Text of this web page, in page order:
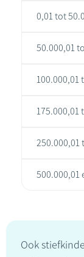
0,01 tot
50.000,01
100.000,01
175.000,01
250.000,01
500.000,01
Ook